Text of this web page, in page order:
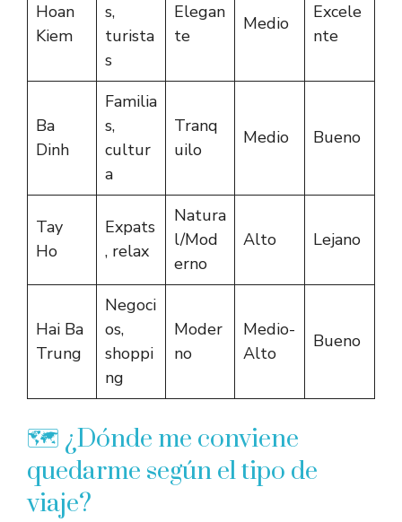
Hoan
Kiem
s,
turista
s
Elegan
te
Medio
Excele
nte
Ba
Dinh
Familia
s,
cultur
a
Tranq
uilo
Medio Bueno
Tay
Ho
Expats
, relax
Natura
l/Mod
erno
Alto Lejano
Hai Ba
Trung
Negoci
os,
shoppi
ng
Moder
no
Medio-
Alto
Bueno
🗺️ ¿Dónde me conviene
quedarme según el tipo de
viaje?